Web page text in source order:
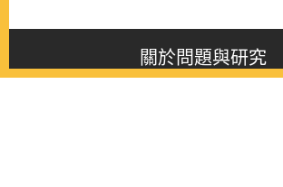
關於問題與研究
About this journal